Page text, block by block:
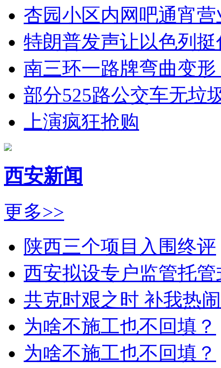
杏园小区内网吧通宵
特朗普发声让以色列挺
南三环一路牌弯曲变
部分525路公交车无垃
上演疯狂抢购
西安新闻
更多>>
陕西三个项目入围终评
西安拟设专户监管托
共克时艰之时 补我热
为啥不施工也不回填？
为啥不施工也不回填？